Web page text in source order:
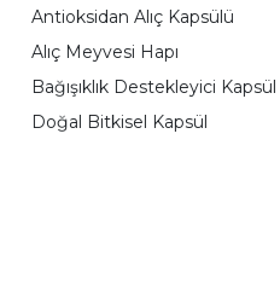
Antioksidan Alıç Kapsülü
Alıç Meyvesi Hapı
Bağışıklık Destekleyici Kapsül
Doğal Bitkisel Kapsül